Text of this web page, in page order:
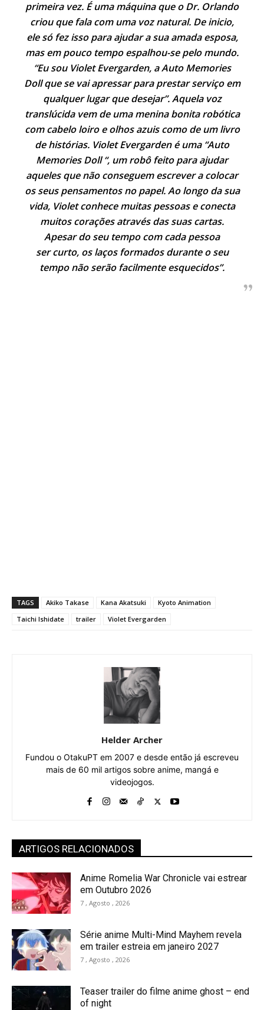
primeira vez. É uma máquina que o Dr. Orlando
criou que fala com uma voz natural. De inicio,
ele só fez isso para ajudar a sua amada esposa,
mas em pouco tempo espalhou-se pelo mundo.
“Eu sou Violet Evergarden, a Auto Memories
Doll que se vai apressar para prestar serviço em
qualquer lugar que desejar”. Aquela voz
translúcida vem de uma menina bonita robótica
com cabelo loiro e olhos azuis como de um livro
de histórias. Violet Evergarden é uma “Auto
Memories Doll “, um robô feito para ajudar
aqueles que não conseguem escrever a colocar
os seus pensamentos no papel. Ao longo da sua
vida, Violet conhece muitas pessoas e conecta
muitos corações através das suas cartas.
Apesar do seu tempo com cada pessoa
ser curto, os laços formados durante o seu
tempo não serão facilmente esquecidos”.
TAGS Akiko Takase Kana Akatsuki
Kyoto Animation
Taichi Ishidate
trailer Violet Evergarden
Helder Archer
Fundou o OtakuPT em 2007 e desde então já escreveu
mais de 60 mil artigos sobre anime, mangá e
videojogos.
ARTIGOS RELACIONADOS
Anime Romelia War Chronicle vai estrear
em Outubro 2026
7 , Agosto , 2026
Série anime Multi-Mind Mayhem revela
em trailer estreia em janeiro 2027
7 , Agosto , 2026
Teaser trailer do filme anime ghost – end
of night